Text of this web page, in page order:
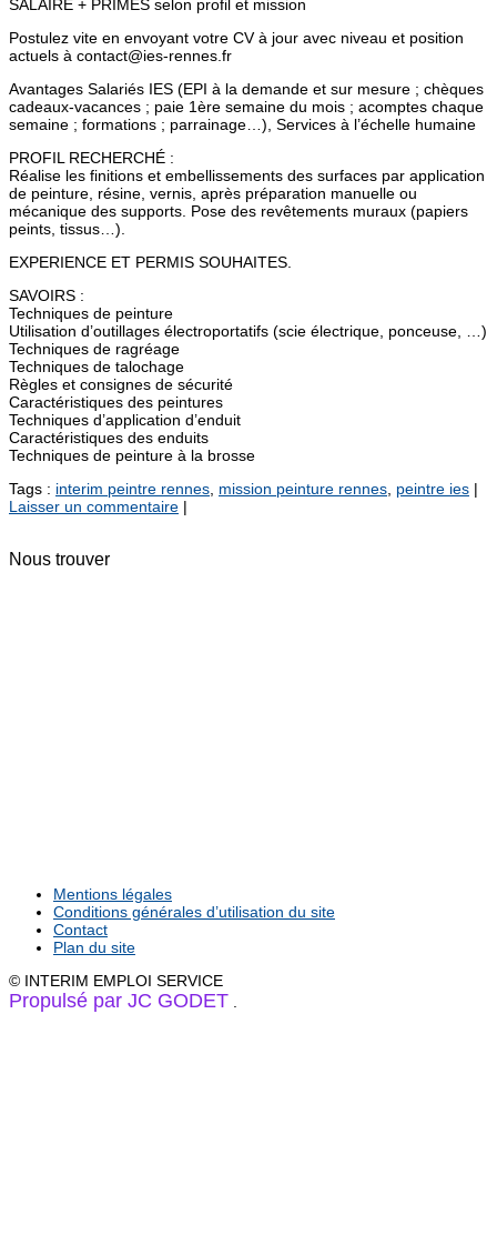
SALAIRE + PRIMES selon profil et mission
Postulez vite en envoyant votre CV à jour avec niveau et position
actuels à contact@ies-rennes.fr
Avantages Salariés IES (EPI à la demande et sur mesure ; chèques
cadeaux-vacances ; paie 1ère semaine du mois ; acomptes chaque
semaine ; formations ; parrainage…), Services à l’échelle humaine
PROFIL RECHERCHÉ :
Réalise les finitions et embellissements des surfaces par application
de peinture, résine, vernis, après préparation manuelle ou
mécanique des supports. Pose des revêtements muraux (papiers
peints, tissus…).
EXPERIENCE ET PERMIS SOUHAITES.
SAVOIRS :
Techniques de peinture
Utilisation d’outillages électroportatifs (scie électrique, ponceuse, …)
Techniques de ragréage
Techniques de talochage
Règles et consignes de sécurité
Caractéristiques des peintures
Techniques d’application d’enduit
Caractéristiques des enduits
Techniques de peinture à la brosse
Tags : interim peintre rennes mission peinture rennes peintre ies |
Laisser un commentaire |
Nous trouver
Mentions légales
Conditions générales d’utilisation du site
Contact
Plan du site
© INTERIM EMPLOI SERVICE
Propulsé par JC GODET